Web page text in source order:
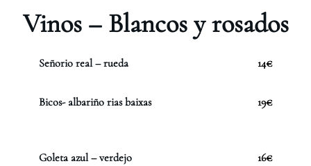
Vinos – Blancos y rosados
Señorio real – rueda 14€
Bicos- albariño rias baixas 19€
Goleta azul – verdejo 16€